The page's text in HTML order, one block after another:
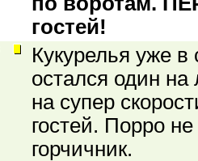
гостей!
Кукурелья уже
остался один
на супер
гостей. Порро
горчичник.